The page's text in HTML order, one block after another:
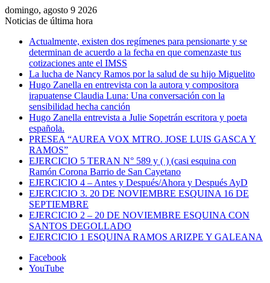
domingo, agosto 9 2026
Noticias de última hora
Actualmente, existen dos regímenes para pensionarte y se
determinan de acuerdo a la fecha en que comenzaste tus
cotizaciones ante el IMSS
La lucha de Nancy Ramos por la salud de su hijo Miguelito
Hugo Zanella en entrevista con la autora y compositora
irapuatense Claudia Luna: Una conversación con la
sensibilidad hecha canción
Hugo Zanella entrevista a Julie Sopetrán escritora y poeta
española.
PRESEA “AUREA VOX MTRO. JOSE LUIS GASCA Y
RAMOS”
EJERCICIO 5 TERAN N° 589 y ( ) (casi esquina con
Ramón Corona Barrio de San Cayetano
EJERCICIO 4 – Antes y Después/Ahora y Después AyD
EJERCICIO 3. 20 DE NOVIEMBRE ESQUINA 16 DE
SEPTIEMBRE
EJERCICIO 2 – 20 DE NOVIEMBRE ESQUINA CON
SANTOS DEGOLLADO
EJERCICIO 1 ESQUINA RAMOS ARIZPE Y GALEANA
Facebook
YouTube